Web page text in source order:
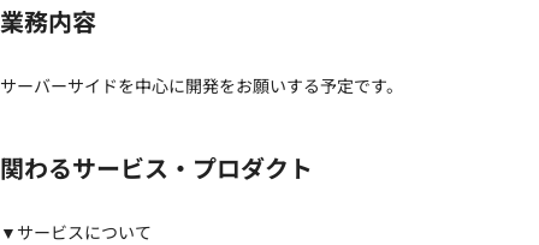
業務内容
サーバーサイドを中心に開発をお願いする予定です。
関わるサービス・プロダクト
▼サービスについて